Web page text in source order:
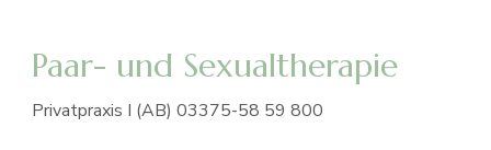
Paar- und Sexualtherapie
Privatpraxis I (AB) 03375-58 59 800